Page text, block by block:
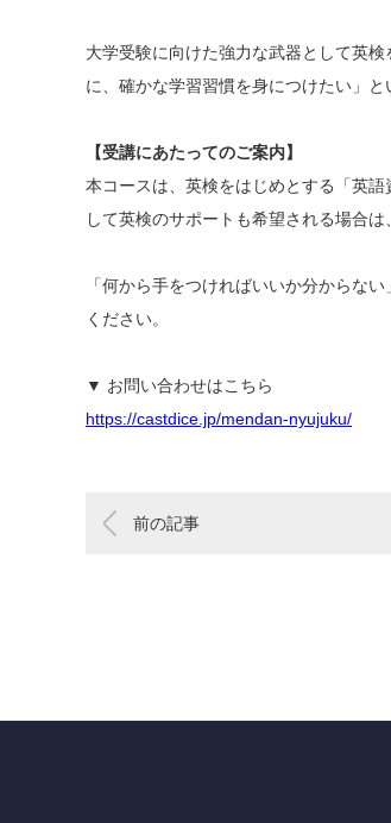
大学受験に向けた強力な武器として英
に、確かな学習習慣を身につけたい」と
【受講にあたってのご案内】
本コースは、英検をはじめとする「英
して英検のサポートも希望される場合
「何から手をつければいいか分からな
ください。
▼ お問い合わせはこちら
https://castdice.jp/mendan-nyujuku/
前の記事